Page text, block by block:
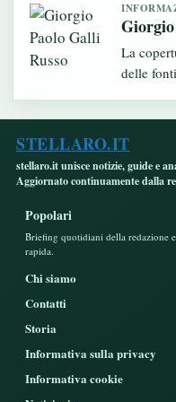
La
delle
STELLARO.IT
stellaro.it unisce notizie, guide e
Aggiornato continuamente dalla
Popolari
Briefing quotidiani della redazione
rapida.
Chi siamo
Contatti
Storia
Informativa sulla privacy
Informativa cookie